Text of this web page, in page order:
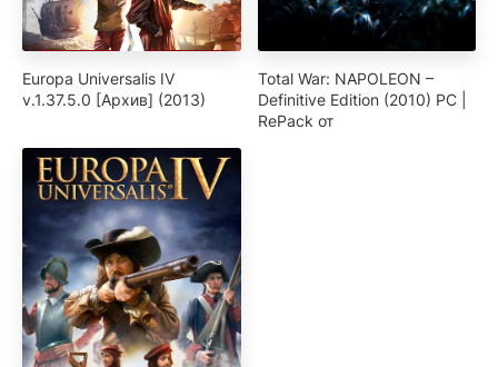
Europa Universalis IV
v.1.37.5.0 [Архив] (2013)
Total War: NAPOLEON –
Definitive Edition (2010) PC |
RePack от